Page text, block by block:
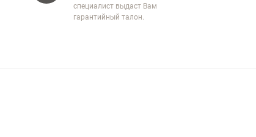
специалист выдаст Вам
гарантийный талон.